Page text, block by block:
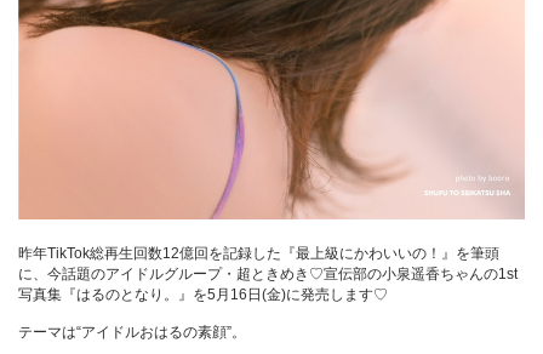
昨年TikTok総再生回数12億回を記録した『最上級にかわいいの！』を筆頭
に、今話題のアイドルグループ・超ときめき♡宣伝部の小泉遥香ちゃんの1st
写真集『はるのとなり。』を5月16日(金)に発売します♡
テーマは“アイドルおはるの素顔”。